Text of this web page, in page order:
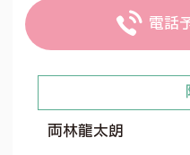
電話
両林龍太朗